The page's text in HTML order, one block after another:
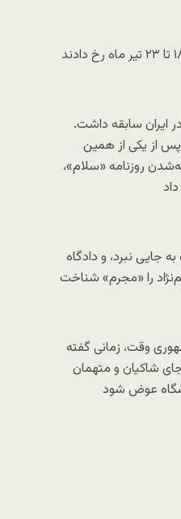
ایران سابقه داشت.
از یکی از همین
روزنامه «سلام»،
جایی نبرد، و دادگاه
وقت، زمانی گفته
شاکیان و متهمان